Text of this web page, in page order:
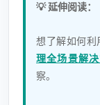
💡 延伸阅读：
想了解如何利
理全场景解
察。